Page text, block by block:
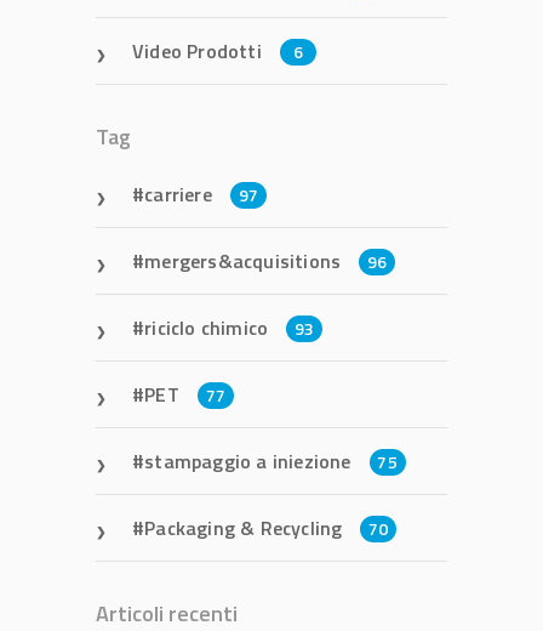
Video Prodotti 6
Tag
carriere 97
mergers&acquisitions 96
riciclo chimico 93
PET 77
stampaggio a iniezione 75
Packaging & Recycling 70
Articoli recenti